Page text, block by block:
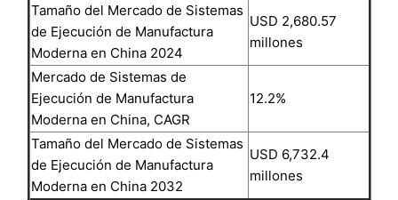
Tamaño del Mercado de Sistemas
de Ejecución de Manufactura
Moderna en China 2024
USD 2,680.57
millones
Mercado de Sistemas de
Ejecución de Manufactura
Moderna en China, CAGR
12.2%
Tamaño del Mercado de Sistemas
de Ejecución de Manufactura
Moderna en China 2032
USD 6,732.4
millones